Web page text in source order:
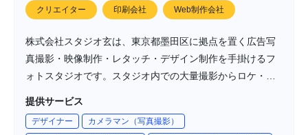
クリエイター 印刷会社 Web制作会社
株式会社スタジオ玄は、東京都墨田区に拠点を置く広告写
真撮影・映像制作・レタッチ・デザイン制作を手掛けるフ
ォトスタジオです。スタジオ内での大量撮影からロケ・出
提供しています。最新の設備と機動力を備え、クライアン
提供サービス
デザイナー
カメラマン（写真撮影）